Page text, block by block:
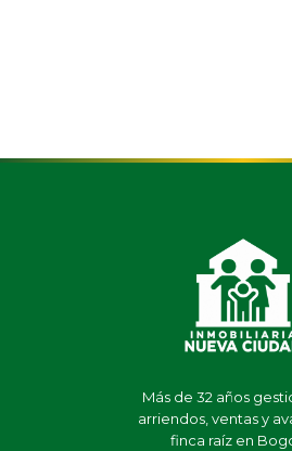
Más de 32 años
arriendos, ventas y
finca raíz en